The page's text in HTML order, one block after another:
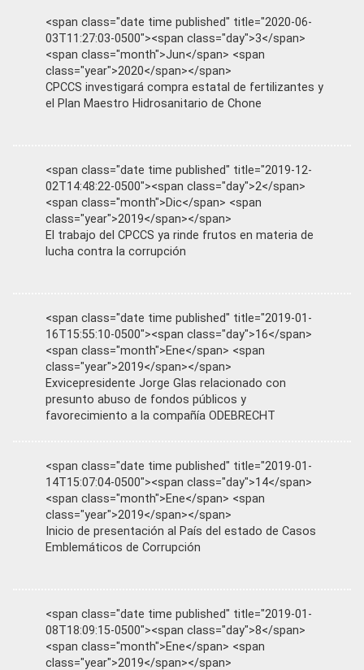
<span class="date time published" title="2020-06-
03T11:27:03-0500"><span class="day">3</span>
<span class="month">Jun</span> <span
class="year">2020</span></span>
CPCCS investigará compra estatal de fertilizantes y
el Plan Maestro Hidrosanitario de Chone
<span class="date time published" title="2019-12-
02T14:48:22-0500"><span class="day">2</span>
<span class="month">Dic</span> <span
class="year">2019</span></span>
El trabajo del CPCCS ya rinde frutos en materia de
lucha contra la corrupción
<span class="date time published" title="2019-01-
16T15:55:10-0500"><span class="day">16</span>
<span class="month">Ene</span> <span
class="year">2019</span></span>
Exvicepresidente Jorge Glas relacionado con
presunto abuso de fondos públicos y
favorecimiento a la compañía ODEBRECHT
<span class="date time published" title="2019-01-
14T15:07:04-0500"><span class="day">14</span>
<span class="month">Ene</span> <span
class="year">2019</span></span>
Inicio de presentación al País del estado de Casos
Emblemáticos de Corrupción
<span class="date time published" title="2019-01-
08T18:09:15-0500"><span class="day">8</span>
<span class="month">Ene</span> <span
class="year">2019</span></span>